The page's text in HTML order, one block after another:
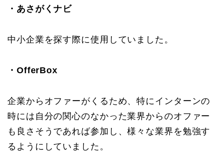
・あさがくナビ
中小企業を探す際に使用していました。
・OfferBox
企業からオファーがくるため、特にインターンの
時には自分の関心のなかった業界からのオファー
も良さそうであれば参加し、様々な業界を勉強す
るようにしていました。